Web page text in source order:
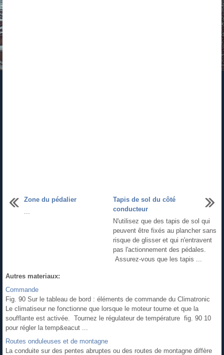
Zone du pédalier
...
Tapis de sol du côté
conducteur
N'utilisez que des tapis de sol qui
peuvent être fixés au plancher sans
risque de glisser et qui n'entravent
pas l'actionnement des pédales.
Assurez-vous que les tapis ...
Autres materiaux:
Commande
Fig. 90 Sur le tableau de bord : éléments de commande du Climatronic
Le climatiseur ne fonctionne que lorsque le moteur tourne et que la
soufflante est activée. Tournez le régulateur de température fig. 90 10
pour régler la temp&eacut ...
Routes onduleuses et de montagne
La conduite sur des pentes abruptes ou des routes de montagne diffère